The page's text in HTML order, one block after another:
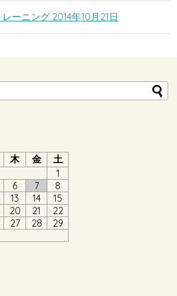
ーニング 2014年10月21日
木 金
土
1
6 7
8
13 14
15
20 21
22
27 28
29